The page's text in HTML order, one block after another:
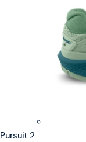
Pursuit 2